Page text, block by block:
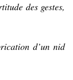
des gestes,
d’un nid